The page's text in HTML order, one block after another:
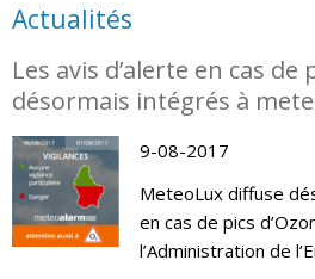
Actualités
Les avis d’alerte en cas de
désormais intégrés à
9-08-2017
MeteoLux diffuse
en cas de pics
l’Administration de